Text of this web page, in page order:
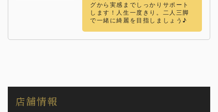
グから実感までしっかりサポート
します！人生一度きり。二人三脚
で一緒に綺麗を目指しましょう♪
店舗情報